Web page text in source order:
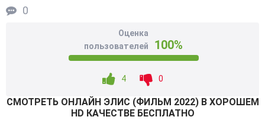
0
Оценка
пользователей
100%
4 0
СМОТРEТЬ ОНЛАЙН ЭЛИС (ФИЛЬМ 2022) В ХОРОШЕМ
HD КАЧЕСТВЕ БЕСПЛАТНО